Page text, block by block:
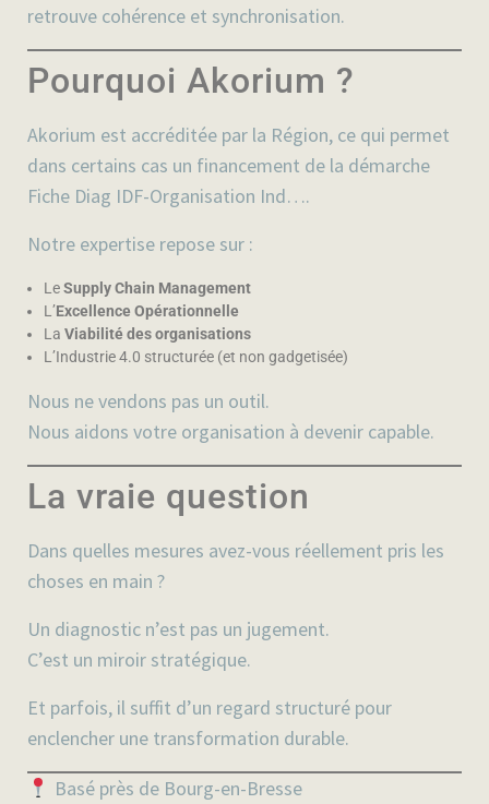
retrouve cohérence et synchronisation.
Pourquoi Akorium ?
Akorium est accréditée par la Région, ce qui permet
dans certains cas un financement de la démarche
Fiche Diag IDF-Organisation Ind….
Notre expertise repose sur :
LeSupply Chain Management
L’Excellence Opérationnelle
La Viabilité des organisations
L’Industrie 4.0 structurée (et non gadgetisée)
Nous ne vendons pas un outil.
Nous aidons votre organisation à devenir capable.
La vraie question
Dans quelles mesures avez-vous réellement pris les
choses en main ?
Un diagnostic n’est pas un jugement.
C’est un miroir stratégique.
Et parfois, il suffit d’un regard structuré pour
enclencher une transformation durable.
Basé près de Bourg-en-Bresse